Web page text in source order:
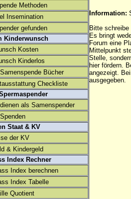
Methoden
Insemination
gefunden
Kinderwunsch
Kosten
Kinderlos
Bücher
Checkliste
als Samenspender
Staat & KV
der KV
& Kindergeld
Index Rechner
Index berechnen
Index Tabelle
Quotient
Information:
Bitte
Es bringt
Forum eine
Mittelpunkt
Stelle,
hier fördern.
angezeigt.
ausgegeben.